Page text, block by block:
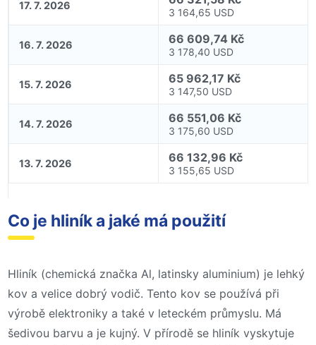
17. 7. 2026
3 164,65 USD
16. 7. 2026 66 609,74 Kč
3 178,40 USD
15. 7. 2026 65 962,17 Kč
3 147,50 USD
14. 7. 2026 66 551,06 Kč
3 175,60 USD
13. 7. 2026 66 132,96 Kč
3 155,65 USD
Co je hliník a jaké má použití
Hliník (chemická značka Al, latinsky aluminium) je lehký
kov a velice dobrý vodič. Tento kov se používá při
výrobě elektroniky a také v leteckém průmyslu. Má
šedivou barvu a je kujný. V přírodě se hliník vyskytuje